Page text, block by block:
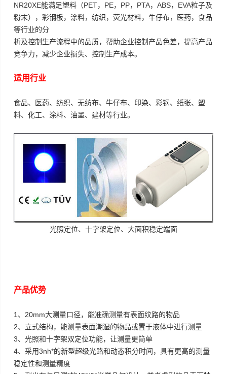
NR20XE能满足塑料（PET，PE，PP，PTA，ABS，EVA粒子及
粉末），彩钢板，涂料，纺织，荧光材料，牛仔布，医药，食品
等行业的分
析及控制生产流程中的品质，帮助企业控制产品色差，提高产品
竞争力，减少企业损失、控制生产成本。
适用行业
食品、医药、纺织、无纺布、牛仔布、印染、彩钢、纸张、塑
料、化工、涂料、油墨、建材等行业。
光照定位、十字架定位、大面积稳定端面
产品优势
1、20mm大测量口径，能准确测量有表面纹路的物品
2、立式结构，能测量表面潮湿的物品或置于液体中进行测量
3、光照和十字架双定位功能，让测量更简单
4、采用3nh*的新型超级光路和动态积分时间，具有更高的测量
稳定性和测量精度